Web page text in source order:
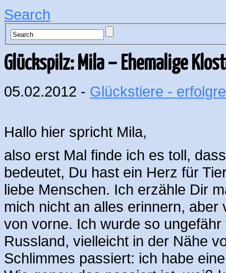
Search
Glückspilz: Mila – Ehemalige
05.02.2012 - Glückstiere -
Hallo hier spricht Mila,
also erst Mal finde ich es toll,
bedeutet, Du hast ein Herz für
liebe Menschen. Ich erzähle Dir
mich nicht an alles erinnern,
von vorne. Ich wurde so
Russland, vielleicht in der Nähe
Schlimmes passiert: ich habe